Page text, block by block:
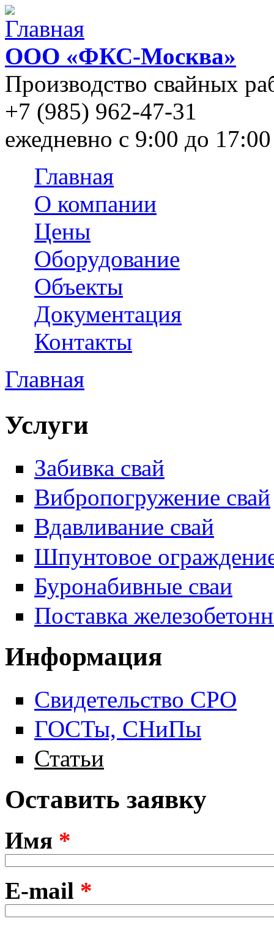
Перейти к основному содержанию
ООО «ФКС-Москва»
Производство свайных
+7 (985) 962-47-31
ежедневно c 9:00 до 17:00
Main menu
Главная
О компании
Цены
Оборудование
Объекты
Документация
Контакты
Вы здесь
Главная
Услуги
Забивка свай
Вибропогружение свай
Вдавливание свай
Шпунтовое
Буронабивные сваи
Поставка
Информация
Свидетельство СРО
ГОСТы, СНиПы
Статьи
Оставить заявку
Имя *
E-mail *